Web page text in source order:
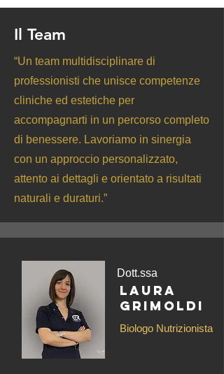
Il Team
“Un team multidisciplinare di
professionisti che unisce competenze
cliniche ed estetiche per
accompagnarti in un percorso completo
di benessere. Lavoriamo in sinergia
con un approccio personalizzato,
attento ai dettagli e orientato a risultati
naturali e duraturi.”
Dott.ssa
Laura
Grimoldi
Biologo Nutrizionista